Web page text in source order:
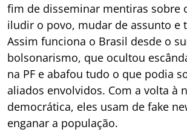
fim de disseminar mentiras sobre
iludir o povo, mudar de assunto e
Assim funciona o Brasil desde o
bolsonarismo, que ocultou
na PF e abafou tudo o que podia
aliados envolvidos. Com a volta à
democrática, eles usam de fake
enganar a população.